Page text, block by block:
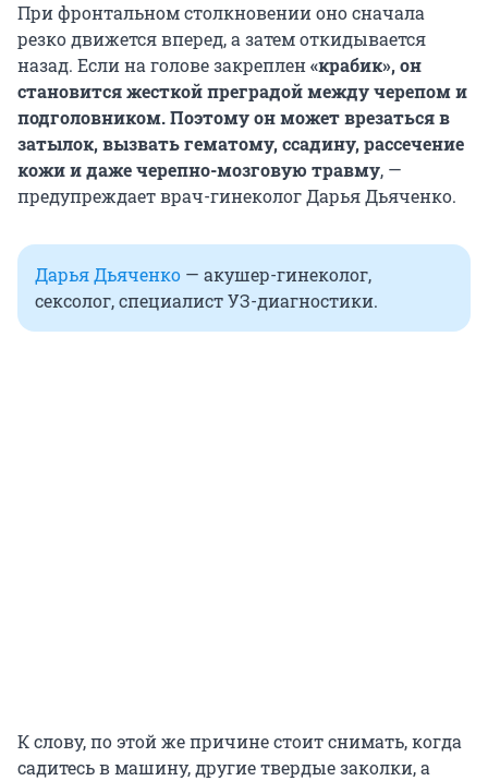
При фронтальном столкновении оно сначала
резко движется вперед, а затем откидывается
назад. Если на голове закреплен«крабик», он
становится жесткой преградой между черепом и
подголовником. Поэтому он может врезаться в
затылок, вызвать гематому, ссадину, рассечение
кожи и даже черепно-мозговую травму, —
предупреждает врач-гинеколог Дарья Дьяченко.
Дарья Дьяченко — акушер-гинеколог,
сексолог, специалист УЗ-диагностики.
К слову, по этой же причине стоит снимать, когда
садитесь в машину, другие твердые заколки, а